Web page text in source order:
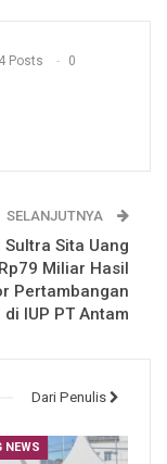
Posts 0
SELANJUTNYA
Sultra Sita Uang
Miliar Hasil
Pertambangan
di IUP PT Antam
Dari Penulis
NEWS